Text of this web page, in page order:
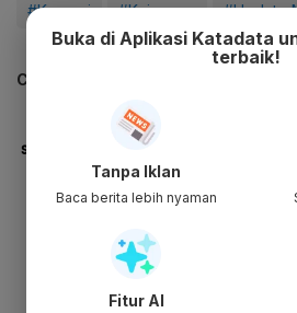
#Korupsi #Kejagung #Update
CEK JUGA DATA INI
Buka di Aplikasi Katadata
terbaik!
Tanpa Iklan
Baca berita lebih nyaman
Fitur AI